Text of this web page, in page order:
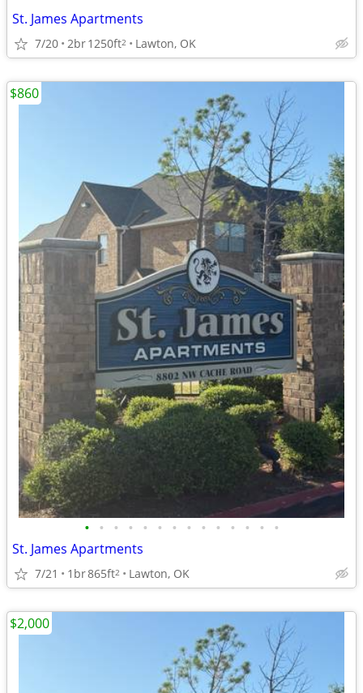
St. James Apartments
7/20 2br1250ft2 Lawton, OK
• • • • • • • • • • • • • •
St. James Apartments
7/21 1br865ft2 Lawton, OK
$860
$2,000